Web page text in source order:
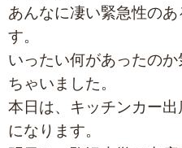
あんなに凄い緊急性の
す。
いったい何があったの
ちゃいました。
本日は、キッチンカー
になります。